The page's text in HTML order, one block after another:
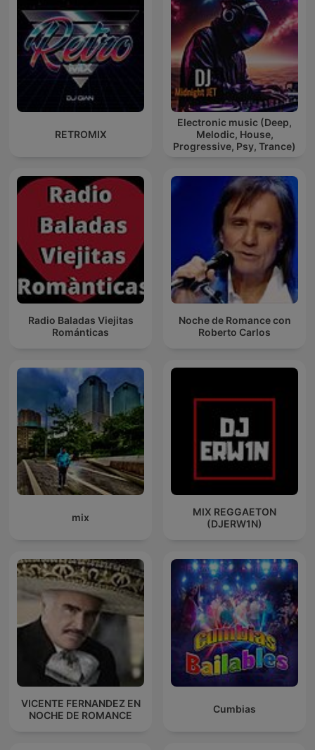
RETROMIX
Electronic music (Deep,
Melodic, House,
Progressive, Psy, Trance)
Radio Baladas Viejitas
Románticas
Noche de Romance con
Roberto Carlos
mix
MIX REGGAETON
(DJERW1N)
VICENTE FERNANDEZ EN
NOCHE DE ROMANCE
Cumbias